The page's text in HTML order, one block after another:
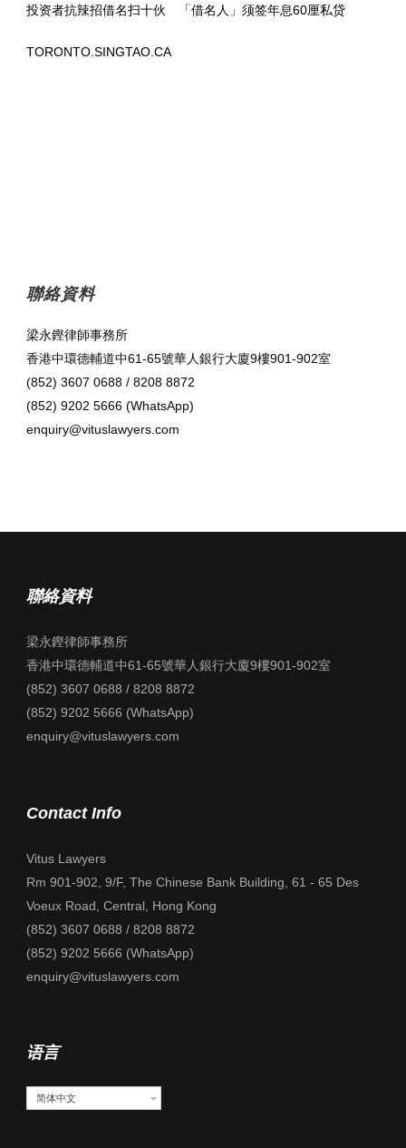
投资者抗辣招借名扫十伙 「借名人」须签年息60厘私贷
TORONTO.SINGTAO.CA
聯絡資料
梁永鏗律師事務所
香港中環德輔道中61-65號華人銀行大廈9樓901-902室
(852) 3607 0688 / 8208 8872
(852) 9202 5666 (WhatsApp)
enquiry@vituslawyers.com
聯絡資料
梁永鏗律師事務所
香港中環德輔道中61-65號華人銀行大廈9樓901-902室
(852) 3607 0688 / 8208 8872
(852) 9202 5666 (WhatsApp)
enquiry@vituslawyers.com
Contact Info
Vitus Lawyers
Rm 901-902, 9/F, The Chinese Bank Building, 61 - 65 Des
Voeux Road, Central, Hong Kong
(852) 3607 0688 / 8208 8872
(852) 9202 5666 (WhatsApp)
enquiry@vituslawyers.com
语言
简体中文